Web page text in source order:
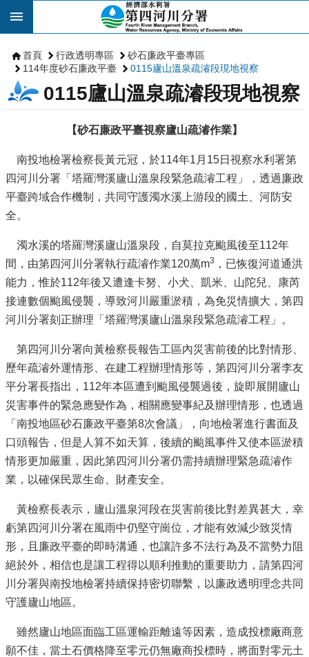
跳到主要內容區塊
首頁 行政透明專區
砂石廉政平臺專區
114年度砂石廉政平臺
0115廬山溫泉疏濬段現地視察
0115廬山溫泉疏濬段現地視察
【砂石廉政平臺視察廬山疏濬作業】
南投地檢署檢察長黃元冠，於114年1月15日視察水利署第
四河川分署「塔羅灣溪廬山溫泉段緊急疏濬工程」，透過廉政
平臺跨域合作機制，共同守護濁水溪上游段的國土、河防安
全。
濁水溪的塔羅灣溪廬山溫泉段，自莫拉克颱風後至112年
間，由第四河川分署執行疏濬作業120萬m3 ，已恢復河道通洪
能力，惟於112年後又遭逢卡努、小犬、凱米、山陀兒、康芮
接連數個颱風侵襲，導致河川嚴重淤積，為免災情擴大，第四
河川分署刻正辦理「塔羅灣溪廬山溫泉段緊急疏濬工程」。
第四河川分署向黃檢察長報告工區內災害前後的比對情形、
歷年疏濬外運情形、在建工程辦理情形等，第四河川分署李友
平分署長指出，112年本區遭到颱風侵襲過後，旋即展開廬山
災害事件的緊急應變作為，相關應變事紀及辦理情形，也透過
「南投地區砂石廉政平臺第8次會議」，向地檢署進行書面及
口頭報告，但是人算不如天算，後續的颱風事件又使本區淤積
情形更加嚴重，因此第四河川分署仍需持續辦理緊急疏濬作
業，以確保民眾生命、財產安全。
黃檢察長表示，廬山溫泉河段在災害前後比對差異甚大，幸
虧第四河川分署在風雨中仍堅守崗位，才能有效減少致災情
形，且廉政平臺的即時溝通，也讓許多不法行為及不當勢力阻
絕於外，相信也是讓工程得以順利推動的重要助力，請第四河
川分署與南投地檢署持續保持密切聯繫，以廉政透明理念共同
守護廬山地區。
雖然廬山地區面臨工區運輸距離遠等因素，造成投標廠商意
願不佳，當土石價格降至零元仍無廠商投標時，將面對零元土